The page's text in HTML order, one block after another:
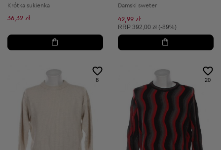
Krótka sukienka
36,32 zł
Damski sweter
42,99 zł
Cena sugerowana:
RRP 392,00 zł (-89%)
8 20